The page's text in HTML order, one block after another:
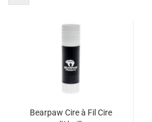
Bearpaw Cire à Fil Cire